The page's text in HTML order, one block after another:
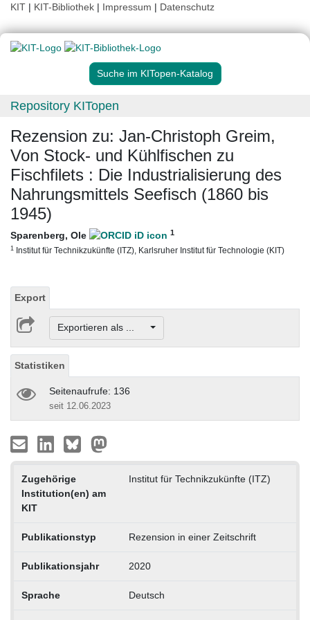
KIT | KIT-Bibliothek | Impressum | Datenschutz
Suche im KITopen-Katalog
Repository KITopen
Rezension zu: Jan-Christoph Greim,
Von Stock- und Kühlfischen zu
Fischfilets : Die Industrialisierung des
Nahrungsmittels Seefisch (1860 bis
1945)
Sparenberg, Ole 1
1 Institut für Technikzukünfte (ITZ), Karlsruher Institut für Technologie (KIT)
Export
Exportieren als ...
Statistiken
Seitenaufrufe: 136
seit 12.06.2023
Zugehörige
Institution(en) am
KIT
Institut für Technikzukünfte (ITZ)
Publikationstyp Rezension in einer Zeitschrift
Publikationsjahr 2020
Sprache Deutsch